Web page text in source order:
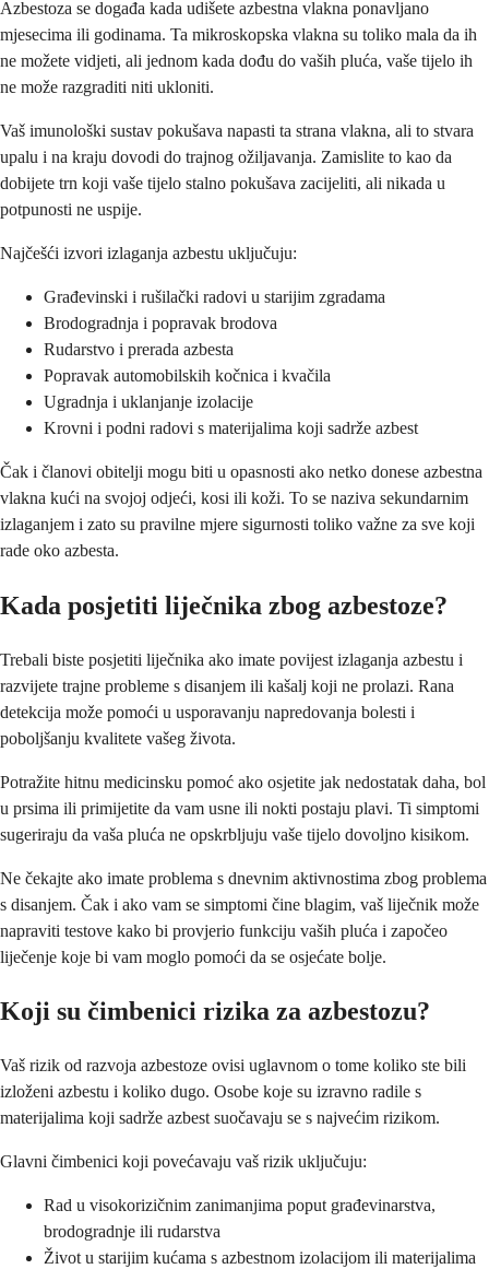
Azbestoza se događa kada udišete azbestna vlakna ponavljano
mjesecima ili godinama. Ta mikroskopska vlakna su toliko mala da ih
ne možete vidjeti, ali jednom kada dođu do vaših pluća, vaše tijelo ih
ne može razgraditi niti ukloniti.
Vaš imunološki sustav pokušava napasti ta strana vlakna, ali to stvara
upalu i na kraju dovodi do trajnog ožiljavanja. Zamislite to kao da
dobijete trn koji vaše tijelo stalno pokušava zacijeliti, ali nikada u
potpunosti ne uspije.
Najčešći izvori izlaganja azbestu uključuju:
Građevinski i rušilački radovi u starijim zgradama
Brodogradnja i popravak brodova
Rudarstvo i prerada azbesta
Popravak automobilskih kočnica i kvačila
Ugradnja i uklanjanje izolacije
Krovni i podni radovi s materijalima koji sadrže azbest
Čak i članovi obitelji mogu biti u opasnosti ako netko donese azbestna
vlakna kući na svojoj odjeći, kosi ili koži. To se naziva sekundarnim
izlaganjem i zato su pravilne mjere sigurnosti toliko važne za sve koji
rade oko azbesta.
Kada posjetiti liječnika zbog azbestoze?
Trebali biste posjetiti liječnika ako imate povijest izlaganja azbestu i
razvijete trajne probleme s disanjem ili kašalj koji ne prolazi. Rana
detekcija može pomoći u usporavanju napredovanja bolesti i
poboljšanju kvalitete vašeg života.
Potražite hitnu medicinsku pomoć ako osjetite jak nedostatak daha, bol
u prsima ili primijetite da vam usne ili nokti postaju plavi. Ti simptomi
sugeriraju da vaša pluća ne opskrbljuju vaše tijelo dovoljno kisikom.
Ne čekajte ako imate problema s dnevnim aktivnostima zbog problema
s disanjem. Čak i ako vam se simptomi čine blagim, vaš liječnik može
napraviti testove kako bi provjerio funkciju vaših pluća i započeo
liječenje koje bi vam moglo pomoći da se osjećate bolje.
Koji su čimbenici rizika za azbestozu?
Vaš rizik od razvoja azbestoze ovisi uglavnom o tome koliko ste bili
izloženi azbestu i koliko dugo. Osobe koje su izravno radile s
materijalima koji sadrže azbest suočavaju se s najvećim rizikom.
Glavni čimbenici koji povećavaju vaš rizik uključuju:
Rad u visokorizičnim zanimanjima poput građevinarstva,
brodogradnje ili rudarstva
Život u starijim kućama s azbestnom izolacijom ili materijalima